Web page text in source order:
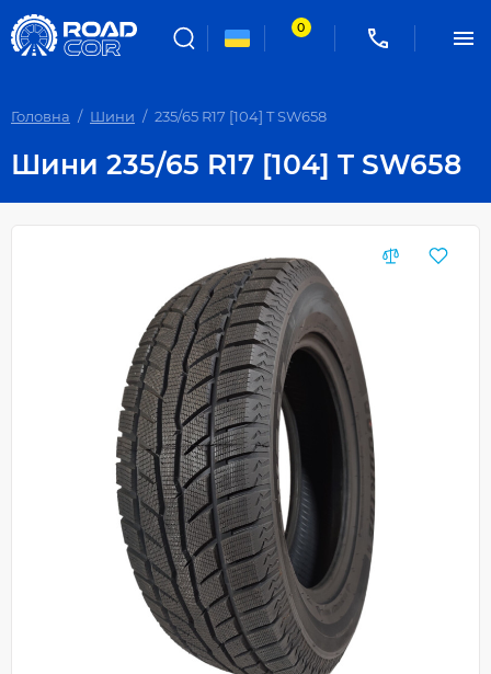
0
Головна Шини 235/65 R17 [104] T SW658
Шини 235/65 R17 [104] T SW658